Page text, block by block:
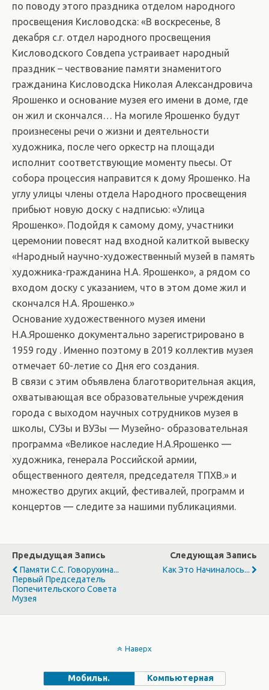
по поводу этого праздника отделом народного
просвещения Кисловодска: «В воскресенье, 8
декабря с.г. отдел народного просвещения
Кисловодского Совдепа устраивает народный
праздник – чествование памяти знаменитого
гражданина Кисловодска Николая Александровича
Ярошенко и основание музея его имени в доме, где
он жил и скончался… На могиле Ярошенко будут
произнесены речи о жизни и деятельности
художника, после чего оркестр на площади
исполнит соответствующие моменту пьесы. От
собора процессия направится к дому Ярошенко. На
углу улицы члены отдела Народного просвещения
прибьют новую доску с надписью: «Улица
Ярошенко». Подойдя к самому дому, участники
церемонии повесят над входной калиткой вывеску
«Народный научно-художественный музей в память
художника-гражданина Н.А. Ярошенко», а рядом со
входом доску с указанием, что в этом доме жил и
скончался Н.А. Ярошенко.»
Основание художественного музея имени
Н.А.Ярошенко документально зарегистрировано в
1959 году . Именно поэтому в 2019 коллектив музея
отмечает 60-летие со Дня его создания.
В связи с этим объявлена благотворительная акция,
охватывающая все образовательные учреждения
города с выходом научных сотрудников музея в
школы, СУЗы и ВУЗы — Музейно- образовательная
программа «Великое наследие Н.А.Ярошенко —
художника, генерала Российской армии,
общественного деятеля, председателя ТПХВ.» и
множество других акций, фестивалей, программ и
концертов — следите за нашими публикациями.
Предыдущая Запись
Памяти С.С. Говорухина...
Первый Председатель
Попечительского Совета
Музея
Следующая Запись
Как Это Начиналось...
Наверх
Мобильн. Компьютерная